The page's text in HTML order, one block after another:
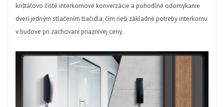
krištáľovo čisté interkomové konverzácie a pohodlné odomykanie
dverí jedným stlačením tlačidla, čím rieši základné potreby interkomu
v budove pri zachovaní priaznivej ceny.